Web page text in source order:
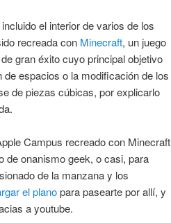
el interior de varios de los
recreada con Minecraft, un juego
gran éxito cuyo principal objetivo
de espacios o la modificación de los
de piezas cúbicas, por explicarlo
Campus recreado con Minecraft
de onanismo geek, o casi, para
de la manzana y los
el planopara pasearte por allí, y
a youtube.